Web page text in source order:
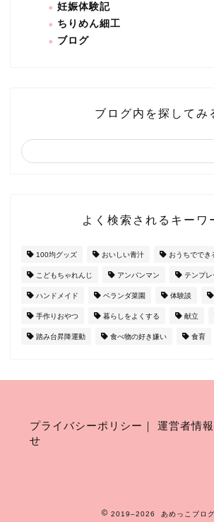
妊娠体験記
ちりめん細工
ブログ
ブログ内を探してみ
よく検索されるキーワ
100均グッズ おいしい青汁 おうちででき
こどもちゃれんじ アンパンマン テンプレ
ハンドメイド ベランダ菜園 体験談
手作りおやつ 暮らしをよくする 献立
踏み台昇降運動 食べ物の好き嫌い 食育
プライバシーポリシー ｜ 運営者情報
せ
2019–2026 あめっこブログ